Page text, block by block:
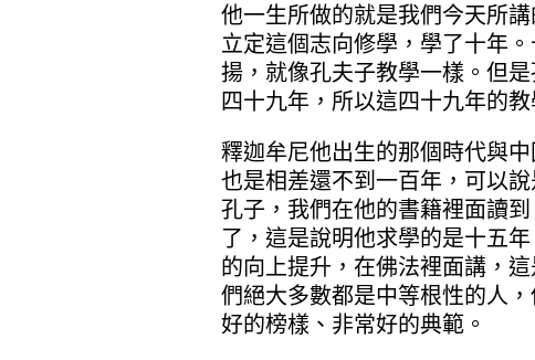
他一生所做的就是我們今天所
立定這個志向修學，學了十年
揚，就像孔夫子教學一樣。但
四十九年，所以這四十九年的
釋迦牟尼他出生的那個時代與
也是相差還不到一百年，可以
孔子，我們在他的書籍裡面讀
了，這是說明他求學的是十五
的向上提升，在佛法裡面講，
們絕大多數都是中等根性的人
好的榜樣、非常好的典範。